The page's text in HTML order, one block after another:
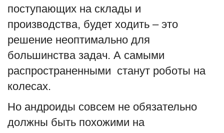
поступающих на склады и
производства, будет ходить – это
решение неоптимально для
большинства задач. А самыми
распространенными станут роботы на
колесах.
Но андроиды совсем не обязательно
должны быть похожими на